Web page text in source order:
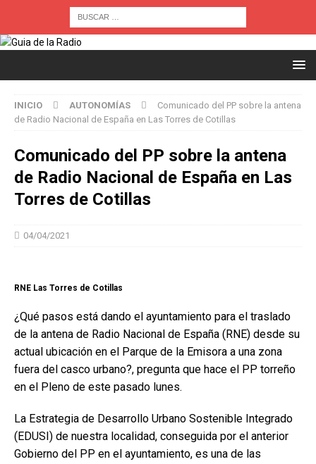
INICIO AUTONOMÍAS
Comunicado del PP sobre la antena
de Radio Nacional de España en Las Torres de Cotillas
Comunicado del PP sobre la antena
de Radio Nacional de España en Las
Torres de Cotillas
04/04/2021
RNE Las Torres de Cotillas
¿Qué pasos está dando el ayuntamiento para el traslado
de la antena de Radio Nacional de España (RNE) desde su
actual ubicación en el Parque de la Emisora a una zona
fuera del casco urbano?, pregunta que hace el PP torreño
en el Pleno de este pasado lunes.
La Estrategia de Desarrollo Urbano Sostenible Integrado
(EDUSI) de nuestra localidad, conseguida por el anterior
Gobierno del PP en el ayuntamiento, es una de las